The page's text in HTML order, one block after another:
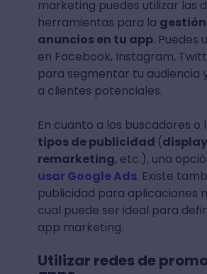
marketing puedes utilizar las
herramientas para la
anuncios en tu app. Puedes
en Facebook, Instagram,
para segmentar tu audiencia
a clientes potenciales.
En cuanto a los buscadores o
tipos de publicidad (
remarketing, etc.), una
usar Google Ads. Existe
publicidad para aplicaciones
cual puede ser ideal para
app marketing.
Utilizar redes de